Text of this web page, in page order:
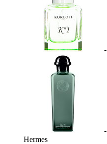
Hermes